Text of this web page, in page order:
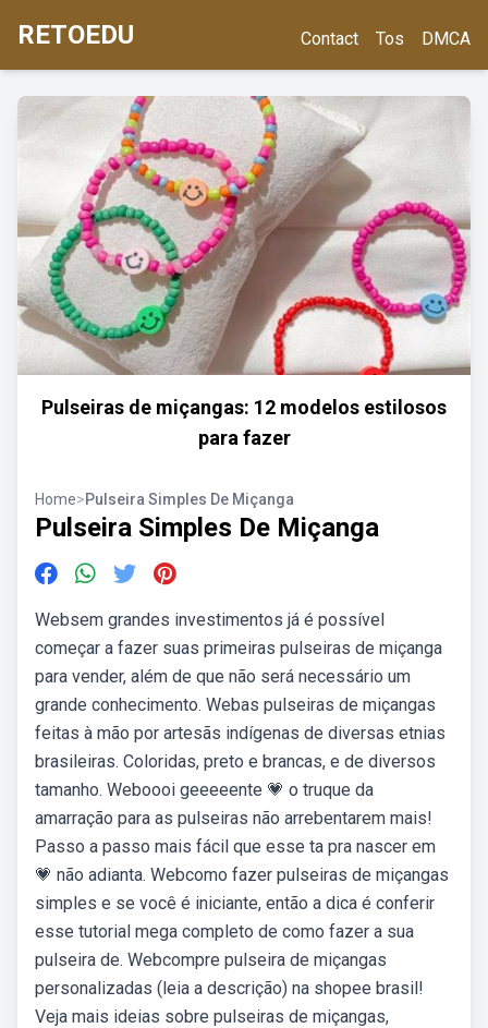
RETOEDU Contact Tos DMCA
Pulseiras de miçangas: 12 modelos estilosos
para fazer
Home>Pulseira Simples De Miçanga
Pulseira Simples De Miçanga
Websem grandes investimentos já é possível
começar a fazer suas primeiras pulseiras de miçanga
para vender, além de que não será necessário um
grande conhecimento. Webas pulseiras de miçangas
feitas à mão por artesãs indígenas de diversas etnias
brasileiras. Coloridas, preto e brancas, e de diversos
tamanho. Weboooi geeeeente 💗 o truque da
amarração para as pulseiras não arrebentarem mais!
Passo a passo mais fácil que esse ta pra nascer em
💗 não adianta. Webcomo fazer pulseiras de miçangas
simples e se você é iniciante, então a dica é conferir
esse tutorial mega completo de como fazer a sua
pulseira de. Webcompre pulseira de miçangas
personalizadas (leia a descrição) na shopee brasil!
Veja mais ideias sobre pulseiras de miçangas,